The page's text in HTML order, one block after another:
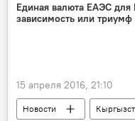
Единая валюта ЕАЭС для
зависимость или триумф
15 апреля 2016, 21:10
Новости